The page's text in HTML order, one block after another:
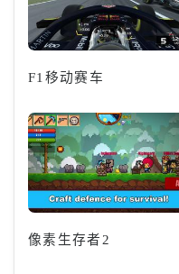
F1移动赛车
像素生存者2